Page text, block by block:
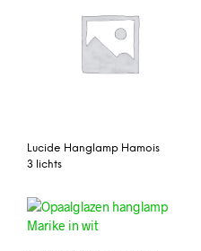
Lucide Hanglamp Hamois
3 lichts